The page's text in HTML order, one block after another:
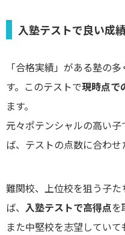
入塾テストで良い成
「合格実績」がある塾の
す。このテストで現時点で
ます。
元々ポテンシャルの高い
ば、テストの点数に合わせ
難関校、上位校を狙う子
ば、 入塾テストで高得点を
また中堅校を志望してい